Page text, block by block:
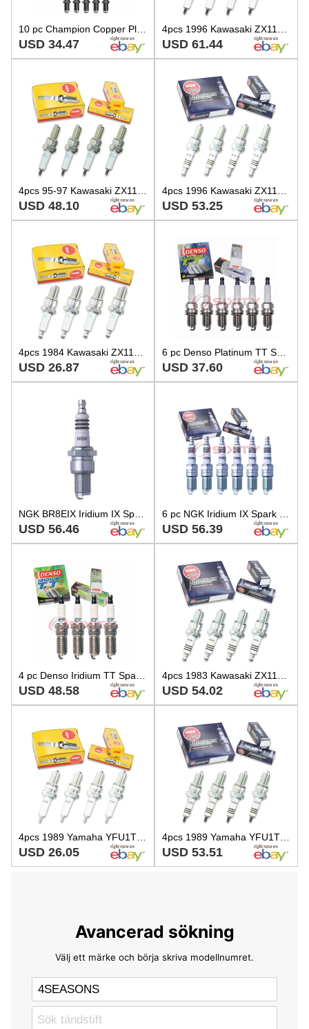
10 pc Champion Copper Plus Spark Plugs for 2007-2009 Audi S8 5.2L V10 vx
USD 34.47 USD 61.44
USD 48.10 USD 53.25
USD 26.87 USD 37.60
NGK BR8EIX Iridium IX Spark Plug Motorcycle For ATV Scooter High Performance
USD 56.46 USD 56.39
USD 48.58 USD 54.02
4pcs 1989 Yamaha YFU1TW Pro Hauler Turf NGK Standard Spark Plugs 229cc 13ci ir
USD 26.05 USD 53.51
Avancerad sökning
Välj ett märke och börja skriva modellnumret.